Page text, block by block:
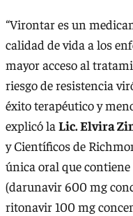
“Virontar es un
calidad de vida a los
mayor acceso al
riesgo de resistencia
éxito terapéutico y
explicó la Lic. Elvira
y Científicos de
única oral que
(darunavir 600 mg
ritonavir 100 mg